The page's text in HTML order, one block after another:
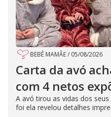
BEBÊ MAMÃE/ 05/08/2026
Carta da avó
com 4 netos
A avó tirou as vidas dos
foi ela revelou detalhes